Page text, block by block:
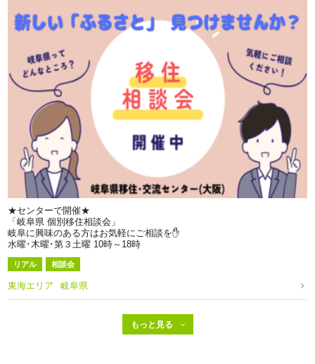
★センターで開催★
「岐阜県 個別移住相談会」
岐阜に興味のある方はお気軽にご相談を✋
水曜･木曜･第３土曜 10時～18時
リアル 相談会
東海エリア 岐阜県